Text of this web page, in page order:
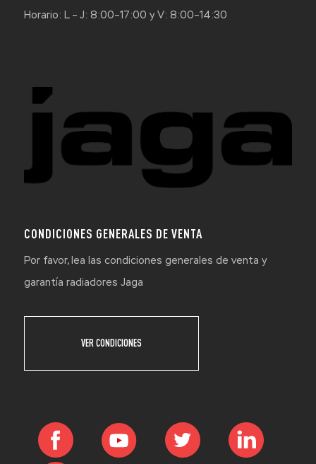
Horario: L – J: 8:00–17:00 y V: 8:00–14:30
CONDICIONES GENERALES DE VENTA
Por favor, lea las condiciones generales de venta y
garantía radiadores Jaga
VER CONDICIONES